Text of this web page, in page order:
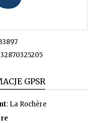
GPSR
: La Rochère